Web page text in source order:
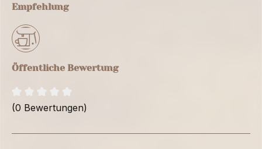
Empfehlung
Öffentliche Bewertung
(0 Bewertungen)